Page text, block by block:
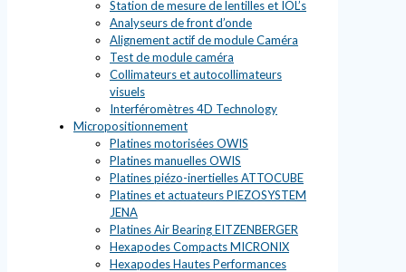
Station de mesure de lentilles et IOL’s
Analyseurs de front d’onde
Alignement actif de module Caméra
Test de module caméra
Collimateurs et autocollimateurs
visuels
Interféromètres 4D Technology
Micropositionnement
Platines motorisées OWIS
Platines manuelles OWIS
Platines piézo-inertielles ATTOCUBE
Platines et actuateurs PIEZOSYSTEM
JENA
Platines Air Bearing EITZENBERGER
Hexapodes Compacts MICRONIX
Hexapodes Hautes Performances